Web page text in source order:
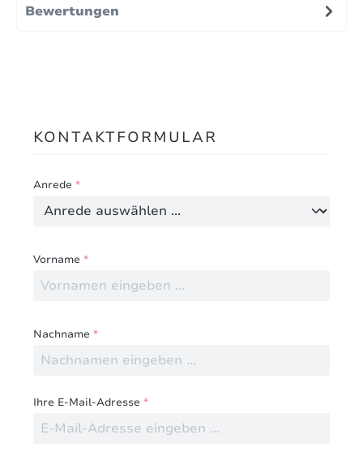
Bewertungen
KONTAKTFORMULAR
Anrede *
Vorname *
Nachname *
Ihre E-Mail-Adresse *